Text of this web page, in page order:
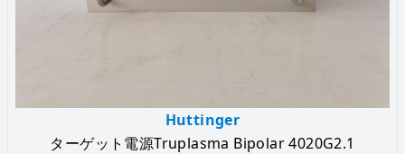
Huttinger
ターゲット電源Truplasma Bipolar 4020G2.1